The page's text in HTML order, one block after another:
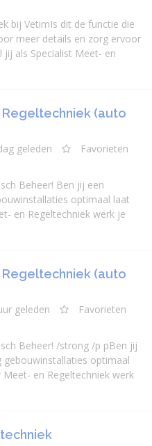
bij VetimIs dit de functie die
meer details en zorg ervoor
jij als Specialist Meet- en
(auto
geleden
Favorieten
Beheer! Ben jij een
optimaal laat
en Regeltechniek werk je
(auto
geleden
Favorieten
Beheer! /strong /p pBen jij
gebouwinstallaties optimaal
Meet- en Regeltechniek werk